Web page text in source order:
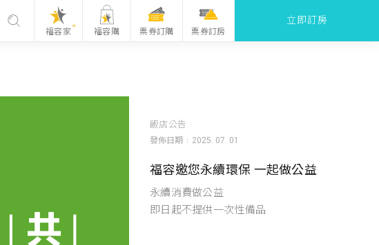
福容家 福容購 票券訂購 票券訂房
立即訂房
飯店公告
發佈日期 2025. 07. 01
福容邀您永續環保 一起做公益
永續消費做公益
即日起不提供一次性備品